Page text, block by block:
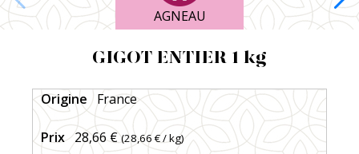
Prélide
AGNEAU
GIGOT ENTIER 1 kg
Origine France
Prix 28,66 € (28,66 €/ kg)